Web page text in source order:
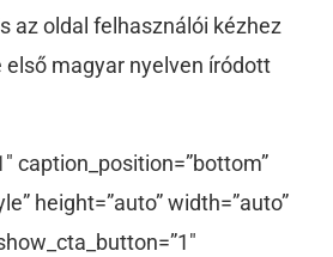
az oldal felhasználói kézhez
első magyar nyelven íródott
caption_position=”bottom”
height=”auto” width=”auto”